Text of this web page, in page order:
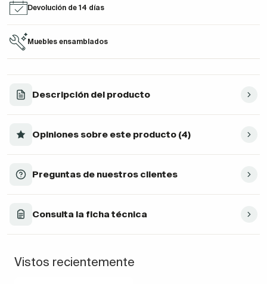
Devolución de 14 días
Muebles ensamblados
Descripción del producto
Opiniones sobre este producto (4)
Preguntas de nuestros clientes
Consulta la ficha técnica
Vistos recientemente